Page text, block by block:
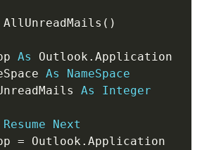
AllUnreadMails ( )
As Outlook .
As
NameSpace
As Integer
Resume
Next
= Outlook .